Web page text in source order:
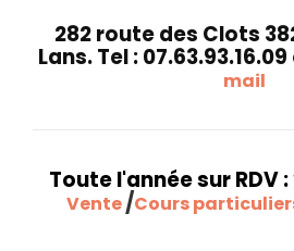
282 route des Clots
Lans. Tel :
mail
Toute l'année sur RDV :
Vente/Cours